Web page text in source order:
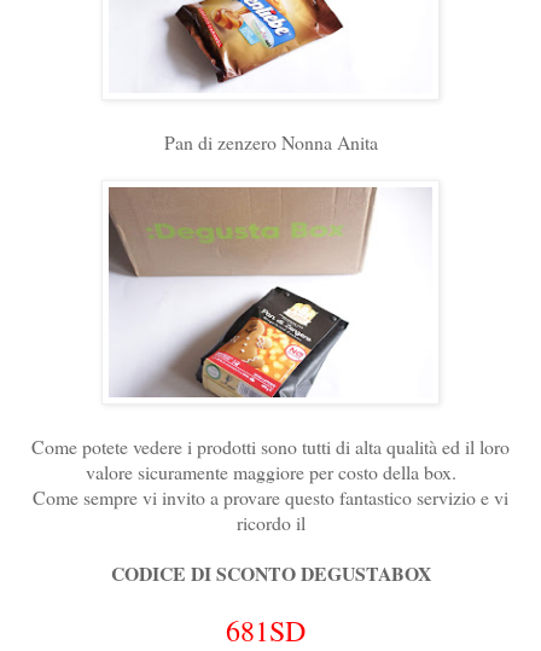
Pan di zenzero Nonna Anita
Come potete vedere i prodotti sono tutti di alta qualità ed il loro
valore sicuramente maggiore per costo della box.
Come sempre vi invito a provare questo fantastico servizio e vi
ricordo il
CODICE DI SCONTO DEGUSTABOX
681SD